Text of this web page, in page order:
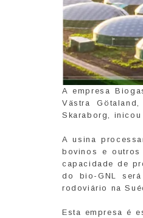
A empresa
Västra
Skaraborg,
A usina
bovinos e
capacidade de
do bio-GNL
rodoviário na
Esta empresa é